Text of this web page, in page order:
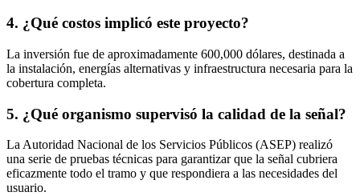
4. ¿Qué costos implicó este proyecto?
La inversión fue de aproximadamente 600,000 dólares, destinada a
la instalación, energías alternativas y infraestructura necesaria para la
cobertura completa.
5. ¿Qué organismo supervisó la calidad de la señal?
La Autoridad Nacional de los Servicios Públicos (ASEP) realizó
una serie de pruebas técnicas para garantizar que la señal cubriera
eficazmente todo el tramo y que respondiera a las necesidades del
usuario.